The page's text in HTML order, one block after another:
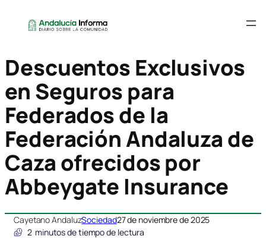
Descuentos Exclusivos
en Seguros para
Federados de la
Federación Andaluza de
Caza ofrecidos por
Abbeygate Insurance
Cayetano AndaluzSociedad27 de noviembre de 2025
2 minutos de tiempo de lectura